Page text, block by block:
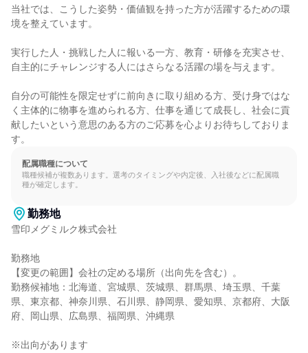
当社では、こうした姿勢・価値観を持った方が活躍するための環
境を整えています。
実行した人・挑戦した人に報いる一方、教育・研修を充実させ、
自主的にチャレンジする人にはさらなる活躍の場を与えます。
自分の可能性を限定せずに前向きに取り組める方、受け身ではな
く主体的に物事を進められる方、仕事を通じて成長し、社会に貢
献したいという意思のある方のご応募を心よりお待ちしておりま
す。
配属職種について
職種候補が複数あります。選考のタイミングや内定後、入社後などに配属職
種が確定します。
勤務地
雪印メグミルク株式会社
勤務地
【変更の範囲】会社の定める場所（出向先を含む）。
勤務候補地：北海道、宮城県、茨城県、群馬県、埼玉県、千葉
県、東京都、神奈川県、石川県、静岡県、愛知県、京都府、大阪
府、岡山県、広島県、福岡県、沖縄県
※出向があります